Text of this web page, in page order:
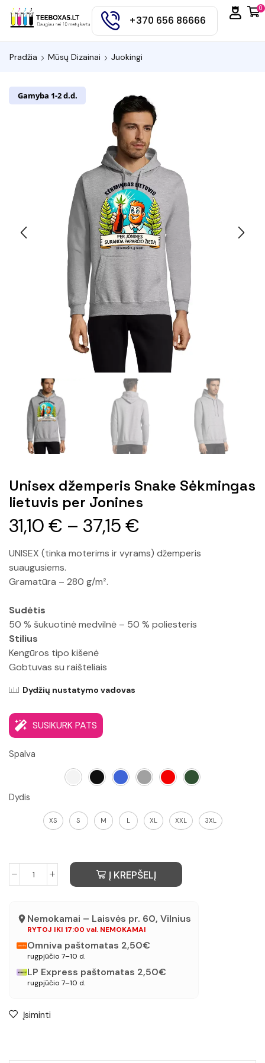
+370 656 86666
0
Pradžia Mūsų Dizainai Juokingi
Gamyba 1-2 d.d.
Unisex džemperis Snake Sėkmingas
lietuvis per Jonines
31,10€ – 37,15€
UNISEX (tinka moterims ir vyrams) džemperis
suaugusiems.
Gramatūra – 280 g/m².
Sudėtis
50 % šukuotinė medvilnė – 50 % poliesteris
Stilius
Kengūros tipo kišenė
Gobtuvas su raišteliais
Dydžių nustatymo vadovas
SUSIKURK PATS
Spalva
Dydis
XS S M L XL XXL 3XL
Į KREPŠELĮ
Nemokamai – Laisvės pr. 60, Vilnius
RYTOJ IKI 17:00 val. NEMOKAMAI
Omniva paštomatas 2,50€
rugpjūčio 7–10 d.
LP Express paštomatas 2,50€
rugpjūčio 7–10 d.
Įsiminti